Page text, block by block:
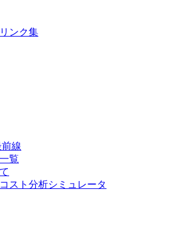
ンク集
線
覧
スト分析シミュレータ